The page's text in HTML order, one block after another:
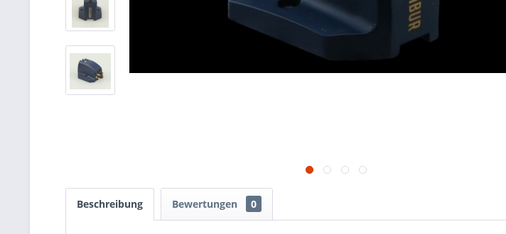
Beschreibung Bewertungen 0